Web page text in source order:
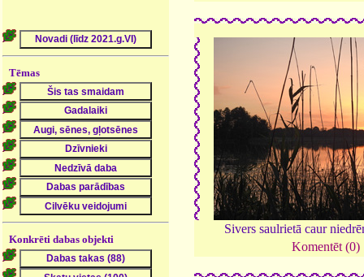
Tēmas
Konkrēti dabas objekti
Sivers saulrietā caur
Komentēt (0)